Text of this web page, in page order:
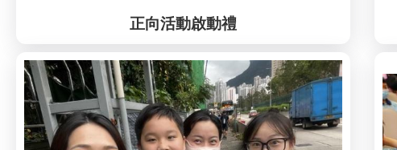
正向活動啟動禮